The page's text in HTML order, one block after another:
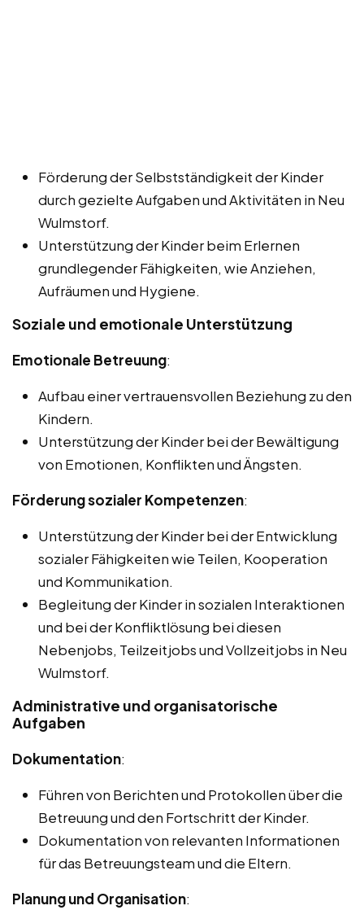
Förderung der Selbstständigkeit der Kinder
durch gezielte Aufgaben und Aktivitäten in Neu
Wulmstorf.
Unterstützung der Kinder beim Erlernen
grundlegender Fähigkeiten, wie Anziehen,
Aufräumen und Hygiene.
Soziale und emotionale Unterstützung
Emotionale Betreuung:
Aufbau einer vertrauensvollen Beziehung zu den
Kindern.
Unterstützung der Kinder bei der Bewältigung
von Emotionen, Konflikten und Ängsten.
Förderung sozialer Kompetenzen:
Unterstützung der Kinder bei der Entwicklung
sozialer Fähigkeiten wie Teilen, Kooperation
und Kommunikation.
Begleitung der Kinder in sozialen Interaktionen
und bei der Konfliktlösung bei diesen
Nebenjobs, Teilzeitjobs und Vollzeitjobs in Neu
Wulmstorf.
Administrative und organisatorische
Aufgaben
Dokumentation:
Führen von Berichten und Protokollen über die
Betreuung und den Fortschritt der Kinder.
Dokumentation von relevanten Informationen
für das Betreuungsteam und die Eltern.
Planung und Organisation: